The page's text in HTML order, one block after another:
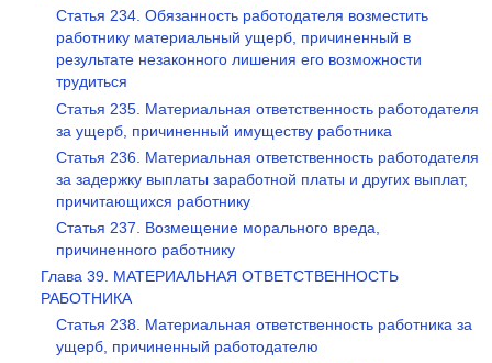
Статья 234. Обязанность работодателя возместить
работнику материальный ущерб, причиненный в
результате незаконного лишения его возможности
трудиться
Статья 235. Материальная ответственность работодателя
за ущерб, причиненный имуществу работника
Статья 236. Материальная ответственность работодателя
за задержку выплаты заработной платы и других выплат,
причитающихся работнику
Статья 237. Возмещение морального вреда,
причиненного работнику
Глава 39. МАТЕРИАЛЬНАЯ ОТВЕТСТВЕННОСТЬ
РАБОТНИКА
Статья 238. Материальная ответственность работника за
ущерб, причиненный работодателю